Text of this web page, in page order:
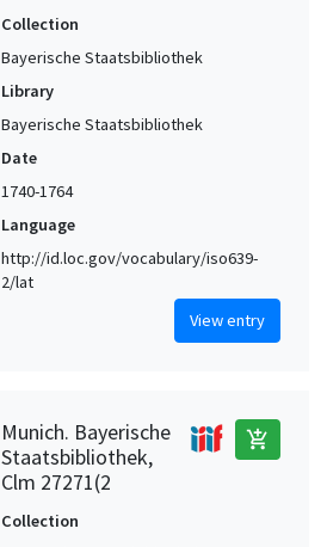
Collection
Bayerische Staatsbibliothek
Library
Bayerische Staatsbibliothek
Date
1740-1764
Language
http://id.loc.gov/vocabulary/iso639-
2/lat
View entry
Munich. Bayerische
Staatsbibliothek,
Clm 27271(2
add_shopping_cart
Collection